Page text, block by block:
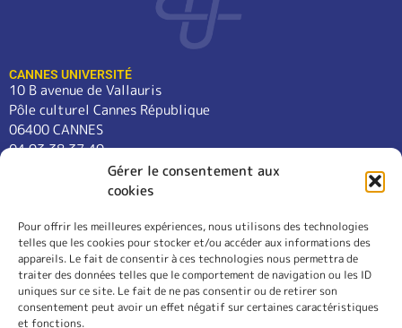
Gérer le consentement aux
cookies
Pour offrir les meilleures expériences, nous utilisons des technologies
telles que les cookies pour stocker et/ou accéder aux informations des
appareils. Le fait de consentir à ces technologies nous permettra de
traiter des données telles que le comportement de navigation ou les ID
uniques sur ce site. Le fait de ne pas consentir ou de retirer son
consentement peut avoir un effet négatif sur certaines caractéristiques
et fonctions.
CANNES UNIVERSITÉ
10 B avenue de Vallauris
Pôle culturel Cannes République
06400 CANNES
04 93 38 37 49
contact@cannes-universite.fr
COURS
LANGUES
CONFÉRENCES
SORTIES
L’ASSOCIATION